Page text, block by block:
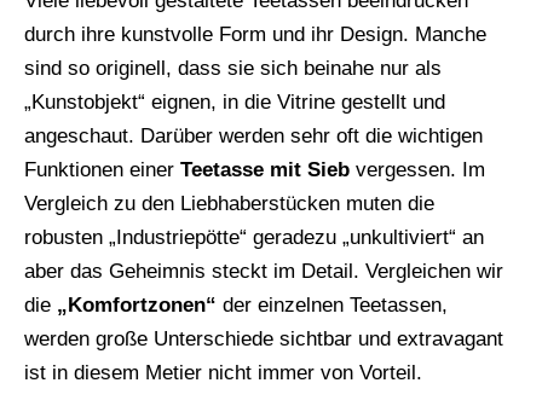
durch ihre kunstvolle Form und ihr Design. Manche
sind so originell, dass sie sich beinahe nur als
„Kunstobjekt“ eignen, in die Vitrine gestellt und
angeschaut. Darüber werden sehr oft die wichtigen
Funktionen einer Teetasse mit Sieb vergessen. Im
Vergleich zu den Liebhaberstücken muten die
robusten „Industriepötte“ geradezu „unkultiviert“ an
aber das Geheimnis steckt im Detail. Vergleichen wir
die „Komfortzonen“ der einzelnen Teetassen,
werden große Unterschiede sichtbar und extravagant
ist in diesem Metier nicht immer von Vorteil.